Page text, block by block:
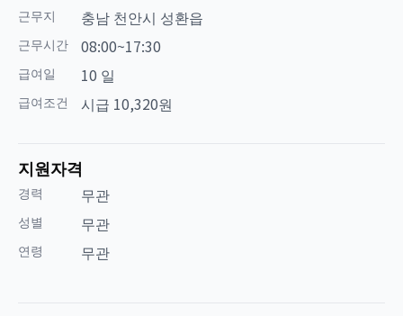
근무지 충남 천안시 성환읍
근무시간 08:00~17:30
급여일 10 일
급여조건 시급 10,320원
지원자격
경력 무관
성별 무관
연령 무관